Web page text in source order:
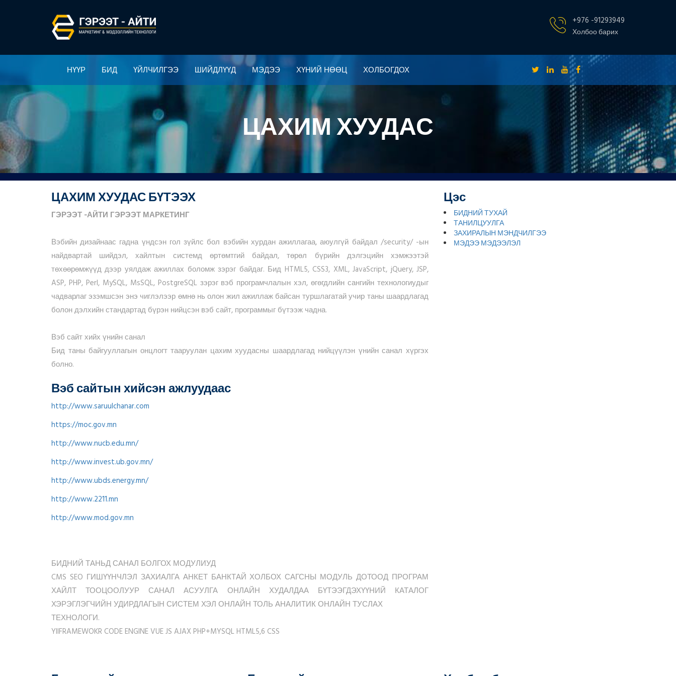
+976 -91293949
Холбоо барих
НҮҮР БИД ҮЙЛЧИЛГЭЭ ШИЙДЛҮҮД МЭДЭЭ ХҮНИЙ НӨӨЦ ХОЛБОГДОХ
НҮҮР ҮЙЛЧИЛГЭЭ
ЦАХИМ ХУУДАС
ЦАХИМ ХУУДАС БҮТЭЭХ
ГЭРЭЭТ -АЙТИ ГЭРЭЭТ МАРКЕТИНГ
Вэбийн дизайнаас гадна үндсэн гол зүйлс бол вэбийн хурдан ажиллагаа, аюулгүй байдал /security/ -ын
найдвартай шийдэл, хайлтын системд өртөмтгий байдал, төрөл бүрийн дэлгэцийн хэмжээтэй
төхөөрөмжүүд дээр уялдаж ажиллах боломж зэрэг байдаг. Бид HTML5, CSS3, XML, JavaScript, jQuery, JSP,
ASP, PHP, Perl, MySQL, MsSQL, PostgreSQL зэрэг вэб програмчлалын хэл, өгөгдлийн сангийн технологиудыг
чадварлаг эзэмшсэн энэ чиглэлээр өмнө нь олон жил ажиллаж байсан туршлагатай учир таны шаардлагад
болон дэлхийн стандартад бүрэн нийцсэн вэб сайт, программыг бүтээж чадна.
Вэб сайт хийх үнийн санал
Бид таны байгууллагын онцлогт тааруулан цахим хуудасны шаардлагад нийцүүлэн үнийн санал хүргэх
болно.
Вэб сайтын хийсэн ажлуудаас
http://www.saruulchanar.com
https://moc.gov.mn
http://www.nucb.edu.mn/
http://www.invest.ub.gov.mn/
http://www.ubds.energy.mn/
http://www.2211.mn
http://www.mod.gov.mn
БИДНИЙ ТАНЬД САНАЛ БОЛГОХ МОДУЛИУД
CMS SEO ГИШҮҮНЧЛЭЛ ЗАХИАЛГА АНКЕТ БАНКТАЙ ХОЛБОХ САГСНЫ МОДУЛЬ ДОТООД ПРОГРАМ
ХАЙЛТ ТООЦООЛУУР САНАЛ АСУУЛГА ОНЛАЙН ХУДАЛДАА БҮТЭЭГДЭХҮҮНИЙ КАТАЛОГ
ХЭРЭГЛЭГЧИЙН УДИРДЛАГЫН СИСТЕМ ХЭЛ ОНЛАЙН ТОЛЬ АНАЛИТИК ОНЛАЙН ТУСЛАХ
ТЕХНОЛОГИ.
YIIFRAMEWOKR CODE ENGINE VUE JS AJAX PHP+MYSQL HTML5,6 CSS
Цэс
БИДНИЙ ТУХАЙ
ТАНИЛЦУУЛГА
ЗАХИРАЛЫН МЭНДЧИЛГЭЭ
МЭДЭЭ МЭДЭЭЛЭЛ